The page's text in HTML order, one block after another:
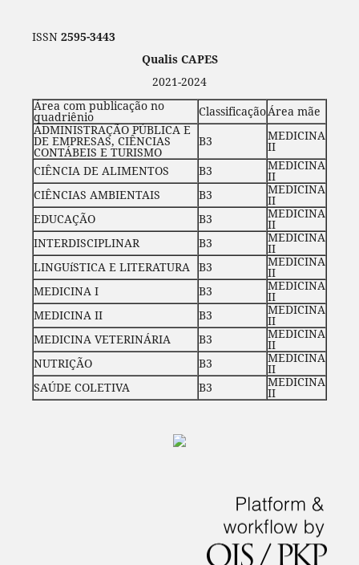
ISSN 2595-3443
Qualis CAPES
2021-2024
Área com publicação no
quadriênio ClassificaçãoÁrea mãe
ADMINISTRAÇÃO PÚBLICA E
DE EMPRESAS, CIÊNCIAS
CONTÁBEIS E TURISMO
B3 MEDICINA
II
CIÊNCIA DE ALIMENTOS
B3 MEDICINA
II
CIÊNCIAS AMBIENTAIS
B3 MEDICINA
II
EDUCAÇÃO
B3 MEDICINA
II
INTERDISCIPLINAR
B3 MEDICINA
II
LINGUíSTICA E LITERATURA B3 MEDICINA
II
MEDICINA I
B3 MEDICINA
II
MEDICINA II
B3 MEDICINA
II
MEDICINA VETERINÁRIA
B3 MEDICINA
II
NUTRIÇÃO
B3 MEDICINA
II
SAÚDE COLETIVA
B3 MEDICINA
II